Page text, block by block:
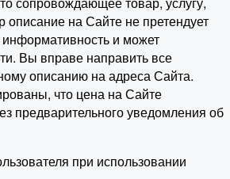
описание на Сайте не претендует
и может
Вы вправе направить все
описанию на адреса Сайта.
что цена на Сайте
предварительного уведомления об
при использовании